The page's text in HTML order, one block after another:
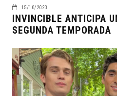
15/10/2023
INVINCIBLE ANTICIPA
SEGUNDA TEMPORADA